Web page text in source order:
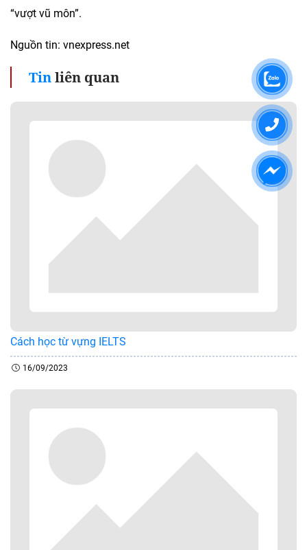
“vượt vũ môn”.
Nguồn tin: vnexpress.net
Tinliên quan
Cách học từ vựng IELTS
16/09/2023